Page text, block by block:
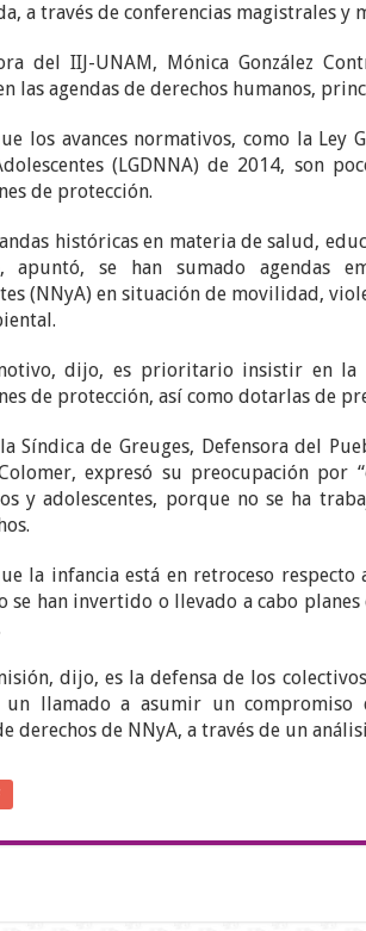
a través de conferencias magistrales y
del IIJ-UNAM, Mónica González
las agendas de derechos humanos,
los avances normativos, como la Ley
(LGDNNA) de 2014, son
de protección.
históricas en materia de salud,
apuntó, se han sumado agendas
(NNyA) en situación de movilidad,
dijo, es prioritario insistir en la
de protección, así como dotarlas de
Síndica de Greuges, Defensora del
expresó su preocupación por
y adolescentes, porque no se ha
la infancia está en retroceso
se han invertido o llevado a cabo
dijo, es la defensa de los
un llamado a asumir un compromiso
derechos de NNyA, a través de un